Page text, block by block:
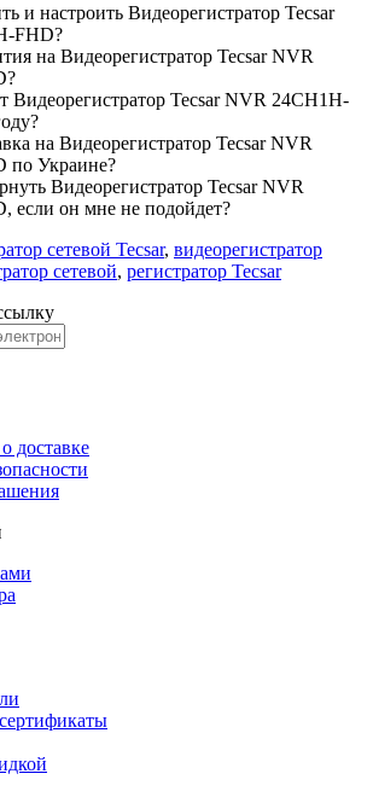
и настроить Видеорегистратор Tecsar
FHD?
на Видеорегистратор Tecsar NVR
Видеорегистратор Tecsar NVR 24CH1H-
на Видеорегистратор Tecsar NVR
по Украине?
Видеорегистратор Tecsar NVR
если он мне не подойдет?
сетевой Tecsar, видеорегистратор
сетевой, регистратор Tecsar
доставке